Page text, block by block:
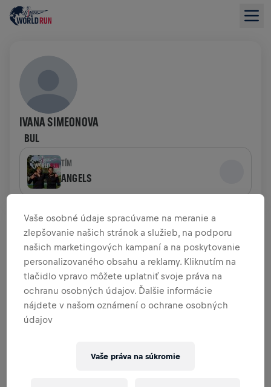
IVANA SIMEONOVA
BUL
TÍM
ANGELS
PREHĽAD FUNDRAISINGU
0,00 USD VYZBIERANÉ Z 0,00 USD CIEĽA
PRÍSPEVKY PRISPIEŤ
Prispej k zmene! 100 % z tvojho príspevku putuje
priamo na výskum poranení miechy.
Vaše osobné údaje spracúvame na meranie a
zlepšovanie našich stránok a služieb, na podporu
našich marketingových kampaní a na poskytovanie
personalizovaného obsahu a reklamy. Kliknutím na
tlačidlo vpravo môžete uplatniť svoje práva na
ochranu osobných údajov. Ďalšie informácie
nájdete v našom oznámení o ochrane osobných
údajov
Vaše práva na súkromie